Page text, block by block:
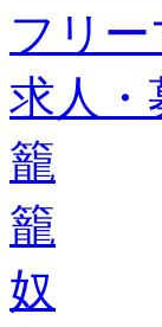
フリ
求人・
籠
籠
奴